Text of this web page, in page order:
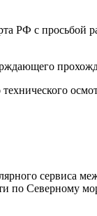
РФ с просьбой
сервиса
по Северному